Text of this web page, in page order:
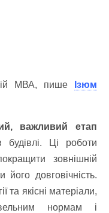
МВА, пише
Ізюм
важливий етап
Ці роботи
зовнішній
довговічність.
та якісні матеріали,
нормам і